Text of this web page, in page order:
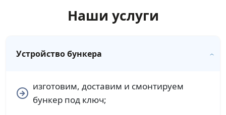
Наши услуги
Устройство бункера
изготовим, доставим и смонтируем
бункер под ключ;